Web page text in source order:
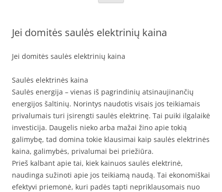
Jei domitės saulės elektrinių kaina
Jei domitės saulės elektrinių kaina
Saulės elektrinės kaina
Saulės energija – vienas iš pagrindinių atsinaujinančių
energijos šaltinių. Norintys naudotis visais jos teikiamais
privalumais turi įsirengti saulės elektrinę. Tai puiki ilgalaikė
investicija. Daugelis nieko arba mažai žino apie tokią
galimybę, tad domina tokie klausimai kaip saulės elektrinės
kaina, galimybės, privalumai bei priežiūra.
Prieš kalbant apie tai, kiek kainuos saulės elektrinė,
naudinga sužinoti apie jos teikiamą naudą. Tai ekonomiškai
efektyvi priemonė, kuri padės tapti nepriklausomais nuo